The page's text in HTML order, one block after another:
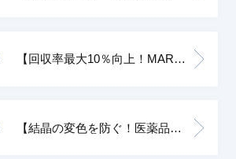
【回収率最大10％向上！MARKⅢ型遠心分離機の性能改善ポイント3選】MARKⅢβ
【結晶の変色を防ぐ！医薬品製造の品質維持に貢献する冷却遠心分離機】MARKⅢβ